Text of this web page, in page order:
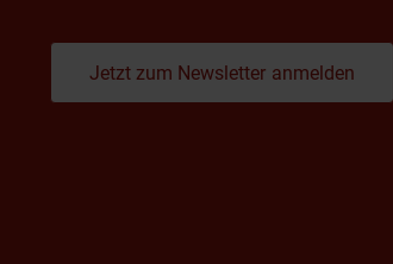
Jetzt zum Newsletter anmelden